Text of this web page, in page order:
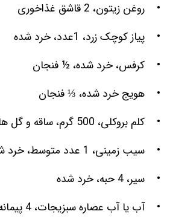
• روغن زیتون، 2 قاشق غذاخوری
• پیاز کوچک زرد، 1عدد، خرد شده
• کرفس، خرد شده، ½ فنجان
• هویج خرد شده، ⅓ فنجان
• کلم بروکلی، 500 گرم، ساقه و گل های خرد شده
• سیب زمینی، 1 عدد متوسط، خرد شده
• سیر، 4 حبه، خرد شده
• آب یا آب عصاره سبزیجات، 4 پیمانه